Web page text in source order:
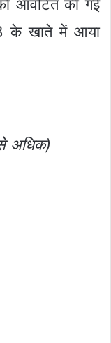
आवंटित की गई
के खाते में आया
अधिक)